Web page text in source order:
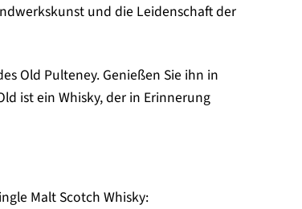
und die Leidenschaft der
Old Pulteney. Genießen Sie ihn in
ist ein Whisky, der in Erinnerung
Malt Scotch Whisky: